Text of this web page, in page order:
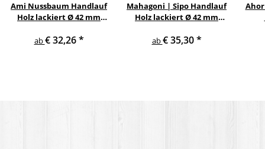
Ami Nussbaum Handlauf
Holz lackiert Ø 42 mm
und Enden
ab€ 32,26*
Mahagoni | Sipo Handlauf
Holz lackiert Ø 42 mm
Edelstahlhalter und
ab€ 35,30*